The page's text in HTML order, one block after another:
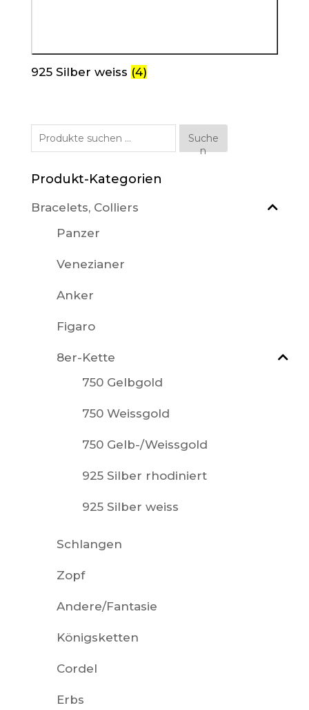
925 Silber weiss (4)
Suche
nach:
Suche
n
Produkt-Kategorien
Bracelets, Colliers
Panzer
Venezianer
Anker
Figaro
8er-Kette
750 Gelbgold
750 Weissgold
750 Gelb-/Weissgold
925 Silber rhodiniert
925 Silber weiss
Schlangen
Zopf
Andere/Fantasie
Königsketten
Cordel
Erbs